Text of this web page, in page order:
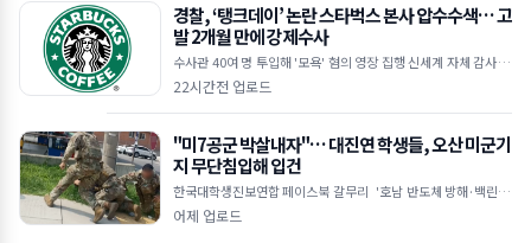
경찰, ‘탱크데이’ 논란 스타벅스 본사 압수수색… 고
발 2개월 만에 강제수사
수사관 40여 명 투입해 '모욕' 혐의 영장 집행 신세계 자체 감사 한
계 지적… 미제출 휴대전화 등 확보 주력 기획 고의성 및 관여 수준
22시간전 업로드
"미7공군 박살내자"… 대진연 학생들, 오산 미군기
지 무단침입해 입건
한국대학생진보연합 페이스북 갈무리 '호남 반도체 방해·백린 누
출' 주장하며 기지 기습 미군에 현행범 체포 후 경찰 인계… 묵비권
어제 업로드